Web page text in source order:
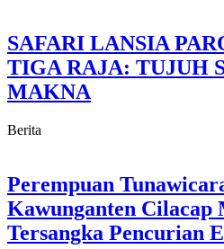
SAFARI LANSIA
TIGA RAJA: TUJUH
MAKNA
Berita
Perempuan
Kawunganten Cilacap
Tersangka Pencurian